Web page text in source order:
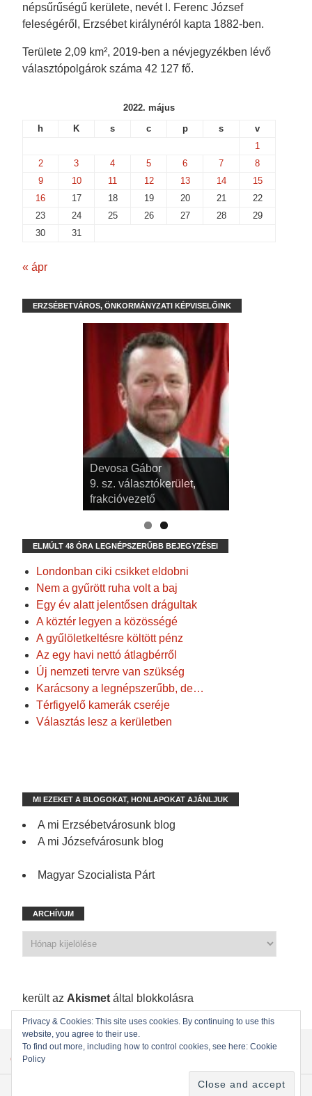
népsűrűségű kerülete, nevét I. Ferenc József
feleségéről, Erzsébet királynéról kapta 1882-ben.
Területe 2,09 km², 2019-ben a névjegyzékben lévő
választópolgárok száma 42 127 fő.
2022. május
h
K s c p s
v
1
2
3 4 5 6 7
8
9
10 11 12 13 14
15
16
17 18 19 20 21
22
23
24 25 26 27 28
29
30
31
« ápr
ERZSÉBETVÁROS, ÖNKORMÁNYZATI KÉPVISELŐINK
Devosa Gábor
9. sz. választókerület,
frakcióvezető
ELMÚLT 48 ÓRA LEGNÉPSZERŰBB BEJEGYZÉSEI
Londonban ciki csikket eldobni
Nem a gyűrött ruha volt a baj
Egy év alatt jelentősen drágultak
A köztér legyen a közösségé
A gyűlöletkeltésre költött pénz
Az egy havi nettó átlagbérről
Új nemzeti tervre van szükség
Karácsony a legnépszerűbb, de…
Térfigyelő kamerák cseréje
Választás lesz a kerületben
MI EZEKET A BLOGOKAT, HONLAPOKAT AJÁNLJUK
A mi Erzsébetvárosunk blog
A mi Józsefvárosunk blog
Magyar Szocialista Párt
ARCHÍVUM
került az Akismet által blokkolásra
KEZDŐLAP
ÖNKORMÁNYZATI KÉPVISELŐINK
ÖNKORMÁNYZAT
. Powered by WordPress
Privacy & Cookies: This site uses cookies. By continuing to use this
website, you agree to their use.
To find out more, including how to control cookies, see here: Cookie
Policy